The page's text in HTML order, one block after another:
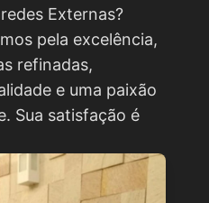
Externas?
pela excelência,
refinadas,
e uma paixão
Sua satisfação é